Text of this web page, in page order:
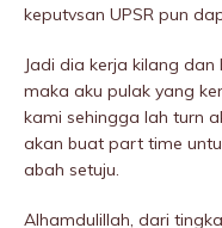
keputvsan UPSR pun
Jadi dia kerja kilang
maka aku pulak yang
kami sehingga lah turn
akan buat part time
abah setuju.
Alhamdulillah, dari